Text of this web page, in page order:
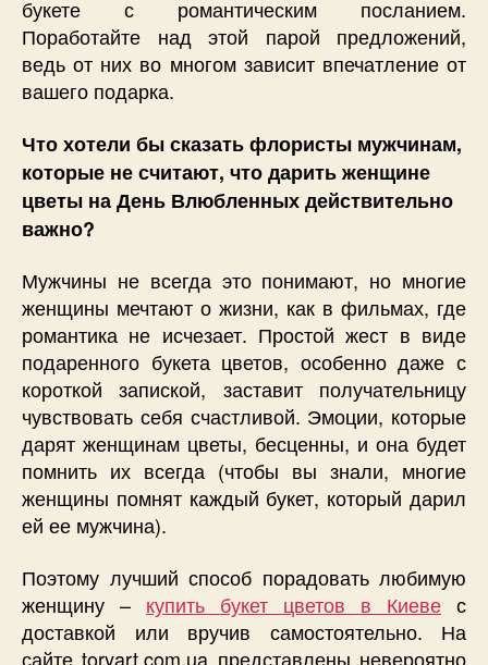
букете с романтическим посланием.
Поработайте над этой парой предложений,
ведь от них во многом зависит впечатление от
вашего подарка.
Что хотели бы сказать флористы мужчинам,
которые не считают, что дарить женщине
цветы на День Влюбленных действительно
важно?
Мужчины не всегда это понимают, но многие
женщины мечтают о жизни, как в фильмах, где
романтика не исчезает. Простой жест в виде
подаренного букета цветов, особенно даже с
короткой запиской, заставит получательницу
чувствовать себя счастливой. Эмоции, которые
дарят женщинам цветы, бесценны, и она будет
помнить их всегда (чтобы вы знали, многие
женщины помнят каждый букет, который дарил
ей ее мужчина).
Поэтому лучший способ порадовать любимую
женщину – купить букет цветов в Киеве с
доставкой или вручив самостоятельно. На
сайте toryart.com.ua представлены невероятно